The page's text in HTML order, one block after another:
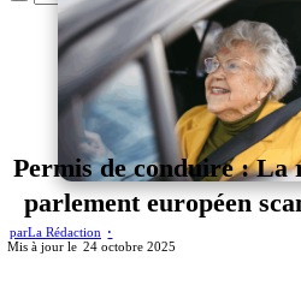
Permis de conduire : La
parlement européen
parLa Rédaction
24 octobre 2025